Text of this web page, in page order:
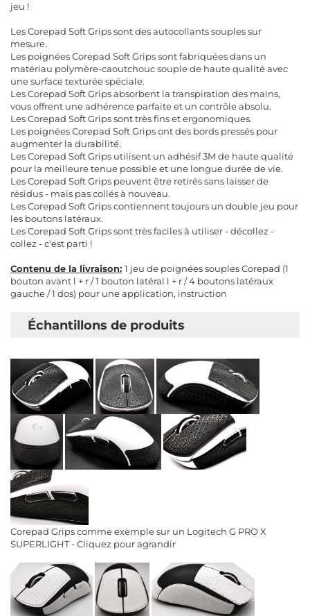
jeu !
Les Corepad Soft Grips sont des autocollants souples sur
mesure.
Les poignées Corepad Soft Grips sont fabriquées dans un
matériau polymère-caoutchouc souple de haute qualité avec
une surface texturée spéciale.
Les Corepad Soft Grips absorbent la transpiration des mains,
vous offrent une adhérence parfaite et un contrôle absolu.
Les Corepad Soft Grips sont très fins et ergonomiques.
Les poignées Corepad Soft Grips ont des bords pressés pour
augmenter la durabilité.
Les Corepad Soft Grips utilisent un adhésif 3M de haute qualité
pour la meilleure tenue possible et une longue durée de vie.
Les Corepad Soft Grips peuvent être retirés sans laisser de
résidus - mais pas collés à nouveau.
Les Corepad Soft Grips contiennent toujours un double jeu pour
les boutons latéraux.
Les Corepad Soft Grips sont très faciles à utiliser - décollez -
collez - c'est parti !
Contenu de la livraison: 1 jeu de poignées souples Corepad (1
bouton avant l + r / 1 bouton latéral l + r / 4 boutons latéraux
gauche / 1 dos) pour une application, instruction
​ Échantillons de produits
Corepad Grips comme exemple sur un Logitech G PRO X
SUPERLIGHT - Cliquez pour agrandir